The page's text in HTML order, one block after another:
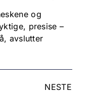
og
presise –
avslutter
NESTE